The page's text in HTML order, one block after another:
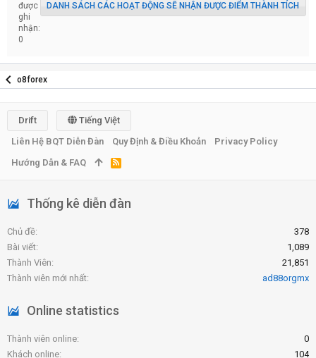
được
ghi
nhận:
0
DANH SÁCH CÁC HOẠT ĐỘNG SẼ NHẬN ĐƯỢC ĐIỂM THÀNH TÍCH
o8forex
Thống kê diễn đàn
Chủ đề
378
Bài viết
1,089
Thành Viên
21,851
Thành viên mới nhất
ad88orgmx
Online statistics
Thành viên online
0
Khách online
104
Drift
Tiếng Việt
Liên Hệ BQT Diễn Đàn
Quy Định & Điều Khoản
Privacy Policy
Hướng Dẫn & FAQ
R
S